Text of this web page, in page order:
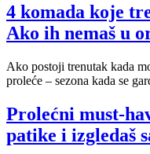
4 komada koje
Ako ih nemaš u
Ako postoji trenutak kada
proleće – sezona kada se
Prolećni must-
patike i izgledaš